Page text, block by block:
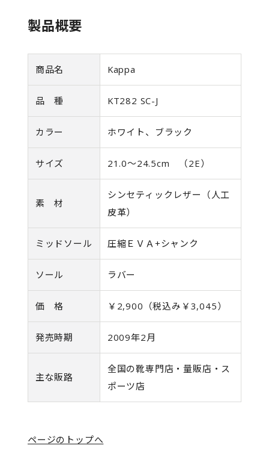
製品概要
商品名 Kappa
品 種 KT282 SC-J
カラー ホワイト、ブラック
サイズ 21.0～24.5cm （2E）
素 材
シンセティックレザー（人工
皮革）
ミッドソール 圧縮ＥＶＡ+シャンク
ソール ラバー
価 格 ￥2,900（税込み￥3,045）
発売時期 2009年2月
主な販路
全国の靴専門店・量販店・ス
ポーツ店
ページのトップへ